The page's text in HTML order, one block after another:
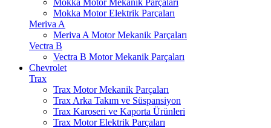
Mokka Motor Mekanik Parçaları
Mokka Motor Elektrik Parçaları
Meriva A
Meriva A Motor Mekanik Parçaları
Vectra B
Vectra B Motor Mekanik Parçaları
Chevrolet
Trax
Trax Motor Mekanik Parçaları
Trax Arka Takım ve Süspansiyon
Trax Karoseri ve Kaporta Ürünleri
Trax Motor Elektrik Parçaları